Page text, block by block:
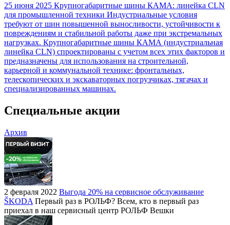
25 июня 2025 Крупногабаритные шины КАМА: линейка CLN
для промышленной техники Индустриальные условия
требуют от шин повышенной выносливости, устойчивости к
повреждениям и стабильной работы даже при экстремальных
нагрузках. Крупногабаритные шины КАМА (индустриальная
линейка CLN) спроектированы с учетом всех этих факторов и
предназначены для использования на строительной,
карьерной и коммунальной технике: фронтальных,
телескопических и экскаваторных погрузчиках, тягачах и
специализированных машинах.
Специальные акции
Архив
2 февраля 2022 Выгода 20% на сервисное обслуживание
ŠKODA Первый раз в РОЛЬФ? Всем, кто в первый раз
приехал в наш сервисный центр РОЛЬФ Вешки